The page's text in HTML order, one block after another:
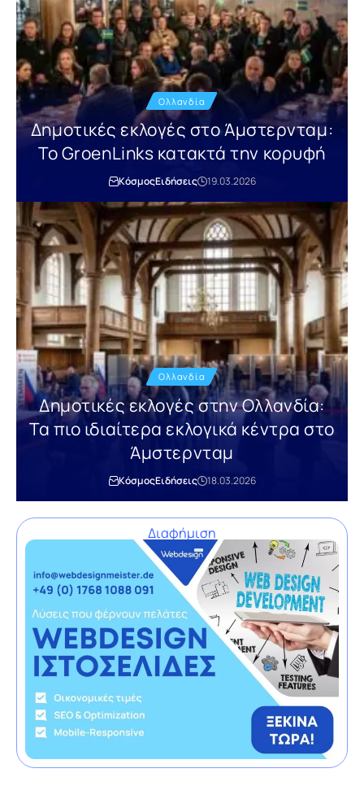
Ολλανδία
Δημοτικές εκλογές στο Άμστερνταμ:
Το GroenLinks κατακτά την κορυφή
ΚόσμοςΕιδήσεις 19.03.2026
Ολλανδία
Δημοτικές εκλογές στην Ολλανδία:
Τα πιο ιδιαίτερα εκλογικά κέντρα στο
Άμστερνταμ
ΚόσμοςΕιδήσεις 18.03.2026
Διαφήμιση